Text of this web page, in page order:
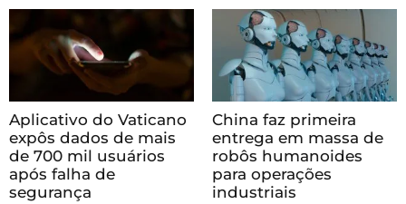
Aplicativo do Vaticano
expôs dados de mais
de 700 mil usuários
após falha de
segurança
China faz primeira
entrega em massa de
robôs humanoides
para operações
industriais